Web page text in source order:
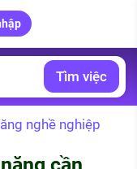
Tìm việc
nghề nghiệp
cần